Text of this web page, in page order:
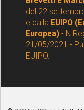
del 22
e dalla EUIPO
Europea) - N
21/05/2021 -
EUIPO.